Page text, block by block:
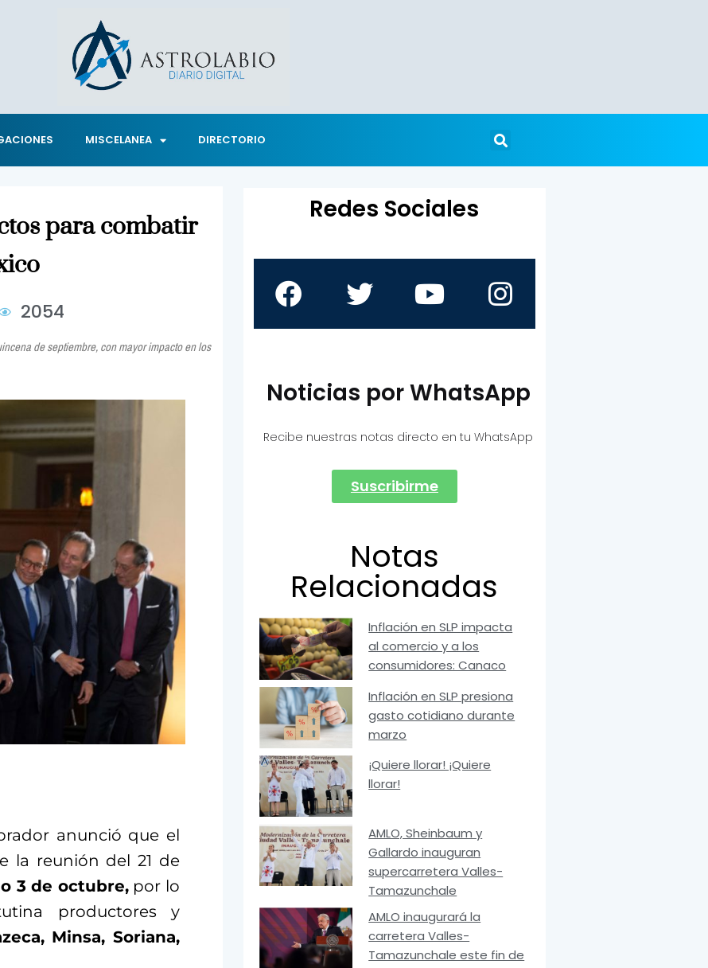
MISCELANEA DIRECTORIO
para combatir
2054
de septiembre, con mayor impacto en los
anunció que el
la reunión del 21 de
3 de octubre,por lo
productores y
Minsa, Soriana,
Redes Sociales
Noticias por WhatsApp
Recibe nuestras notas directo en tu WhatsApp
Suscribirme
Notas
Relacionadas
Inflación en SLP impacta
al comercio y a los
consumidores: Canaco
Inflación en SLP presiona
gasto cotidiano durante
marzo
¡Quiere llorar! ¡Quiere
llorar!
AMLO, Sheinbaum y
Gallardo inauguran
supercarretera Valles-
Tamazunchale
AMLO inaugurará la
carretera Valles-
Tamazunchale este fin de